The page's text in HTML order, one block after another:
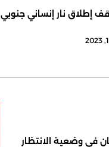
إطلاق نار إنساني جنوبي
في وضعية الانتظار